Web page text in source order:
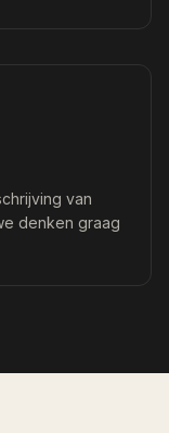
van
denken graag